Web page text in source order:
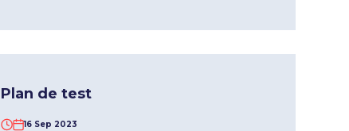
Plan de test
16 Sep 2023